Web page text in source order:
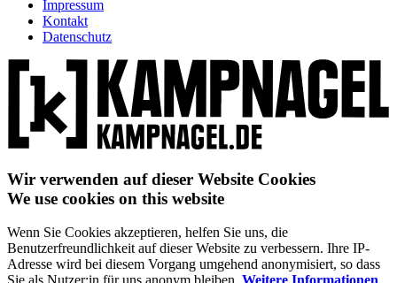
Impressum
Kontakt
Datenschutz
Wir verwenden auf dieser Website Cookies
We use cookies on this website
Wenn Sie Cookies akzeptieren, helfen Sie uns, die
Benutzerfreundlichkeit auf dieser Website zu verbessern. Ihre IP-
Adresse wird bei diesem Vorgang umgehend anonymisiert, so dass